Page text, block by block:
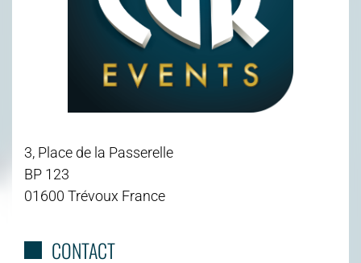
3, Place de la Passerelle
BP 123
01600 Trévoux France
CONTACT